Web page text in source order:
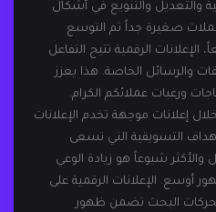
والتعديل والتنويع في أشكال
حملات صغيرة جداً ثم التوسع
الإعلانات الرقمية تتيح التفاعل
والرسائل الخاصة. هذا يعزز
ورغبات عملائكم الكرام.
إعلانات موجهة تخدم الإعلانات
التسويقية التي تسعى
شيوعاً هو زيادة الوعي
أوسع. الإعلانات الرقمية على
البحث تضمن ظهور